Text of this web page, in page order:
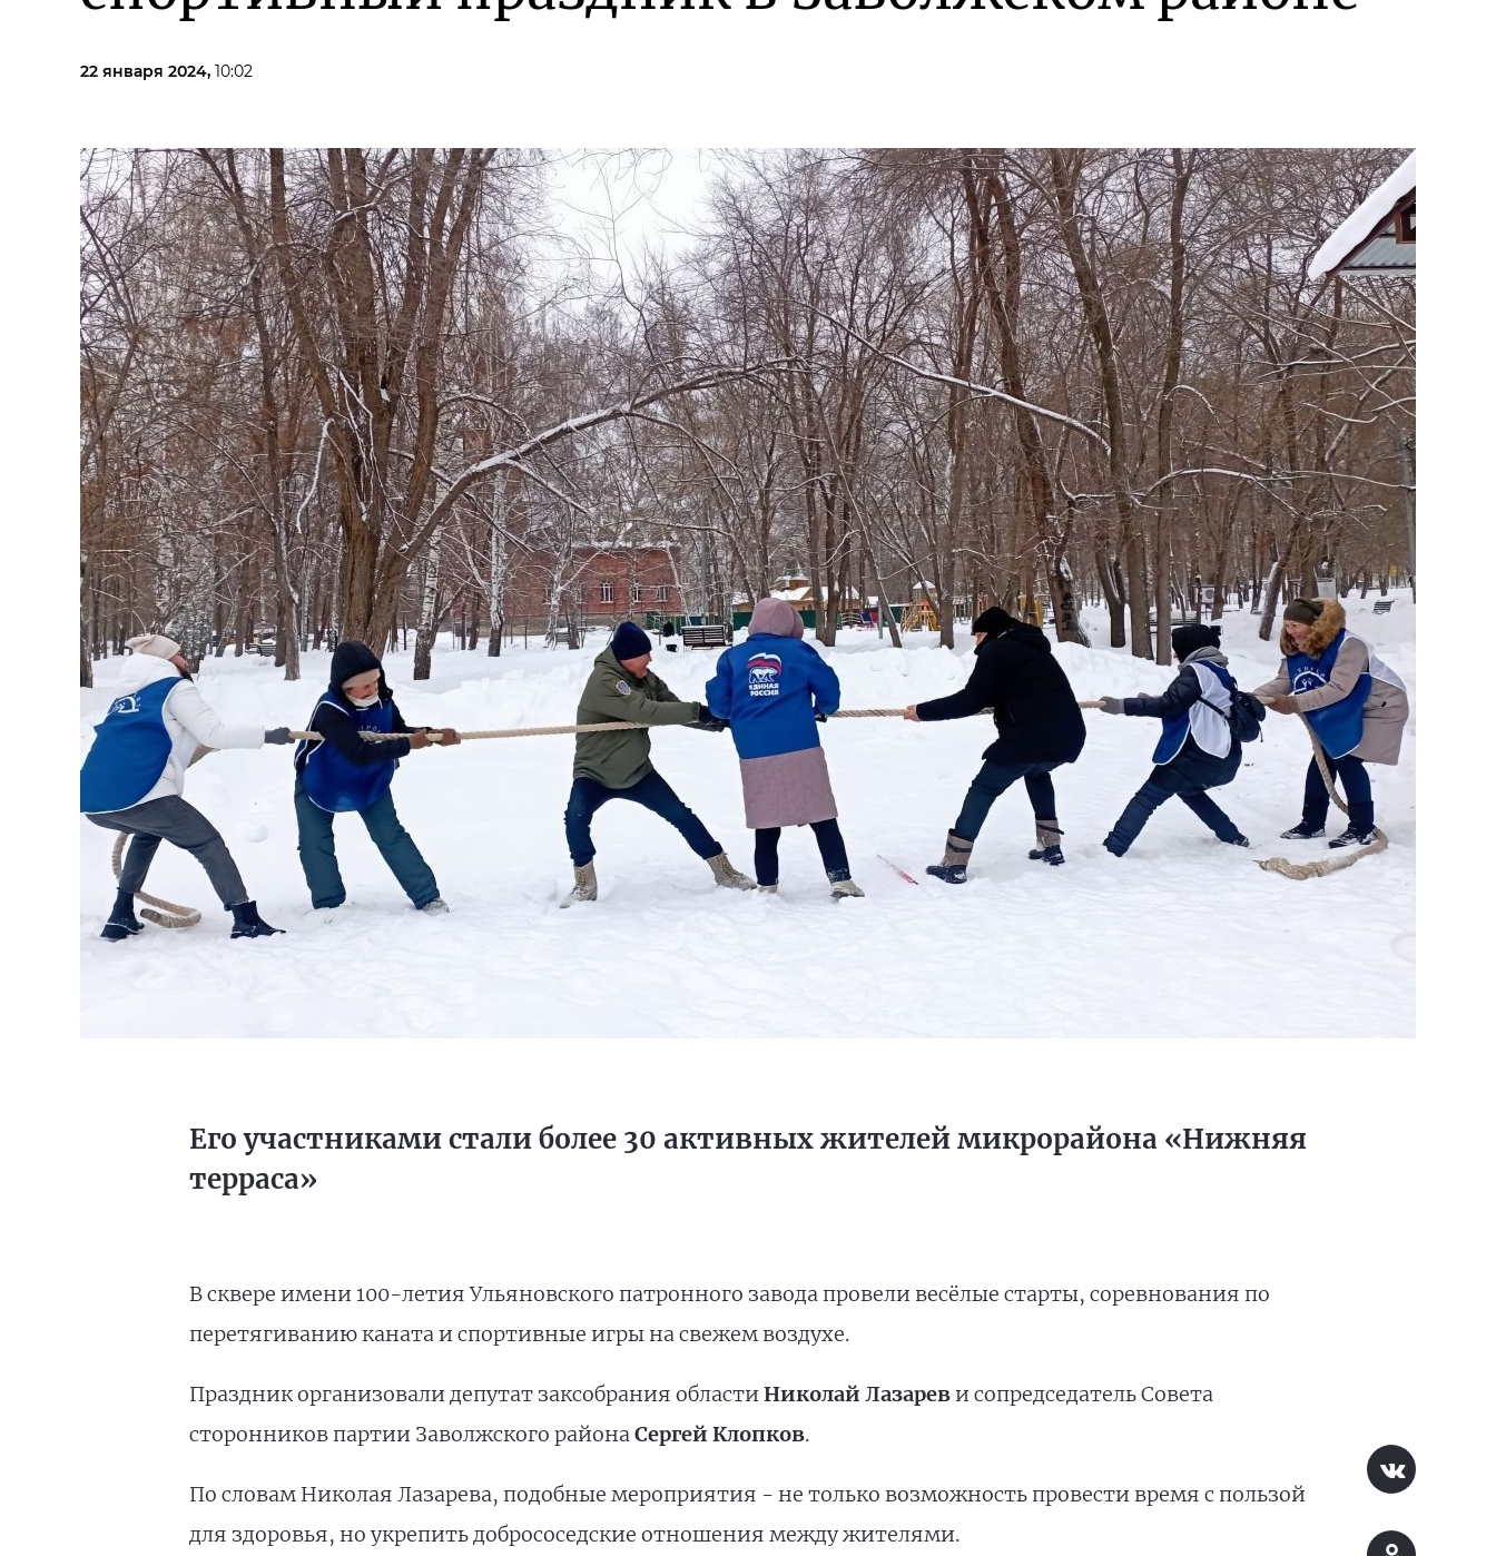
22 января 2024, 10:02
Его участниками стали более 30 активных жителей микрорайона «Нижняя
терраса»
В сквере имени 100-летия Ульяновского патронного завода провели весёлые старты, соревнования по
перетягиванию каната и спортивные игры на свежем воздухе.
Праздник организовали депутат заксобрания области Николай Лазареви сопредседатель Совета
сторонников партии Заволжского районаСергей Клопков.
По словам Николая Лазарева, подобные мероприятия - не только возможность провести время с пользой
для здоровья, но укрепить добрососедские отношения между жителями.